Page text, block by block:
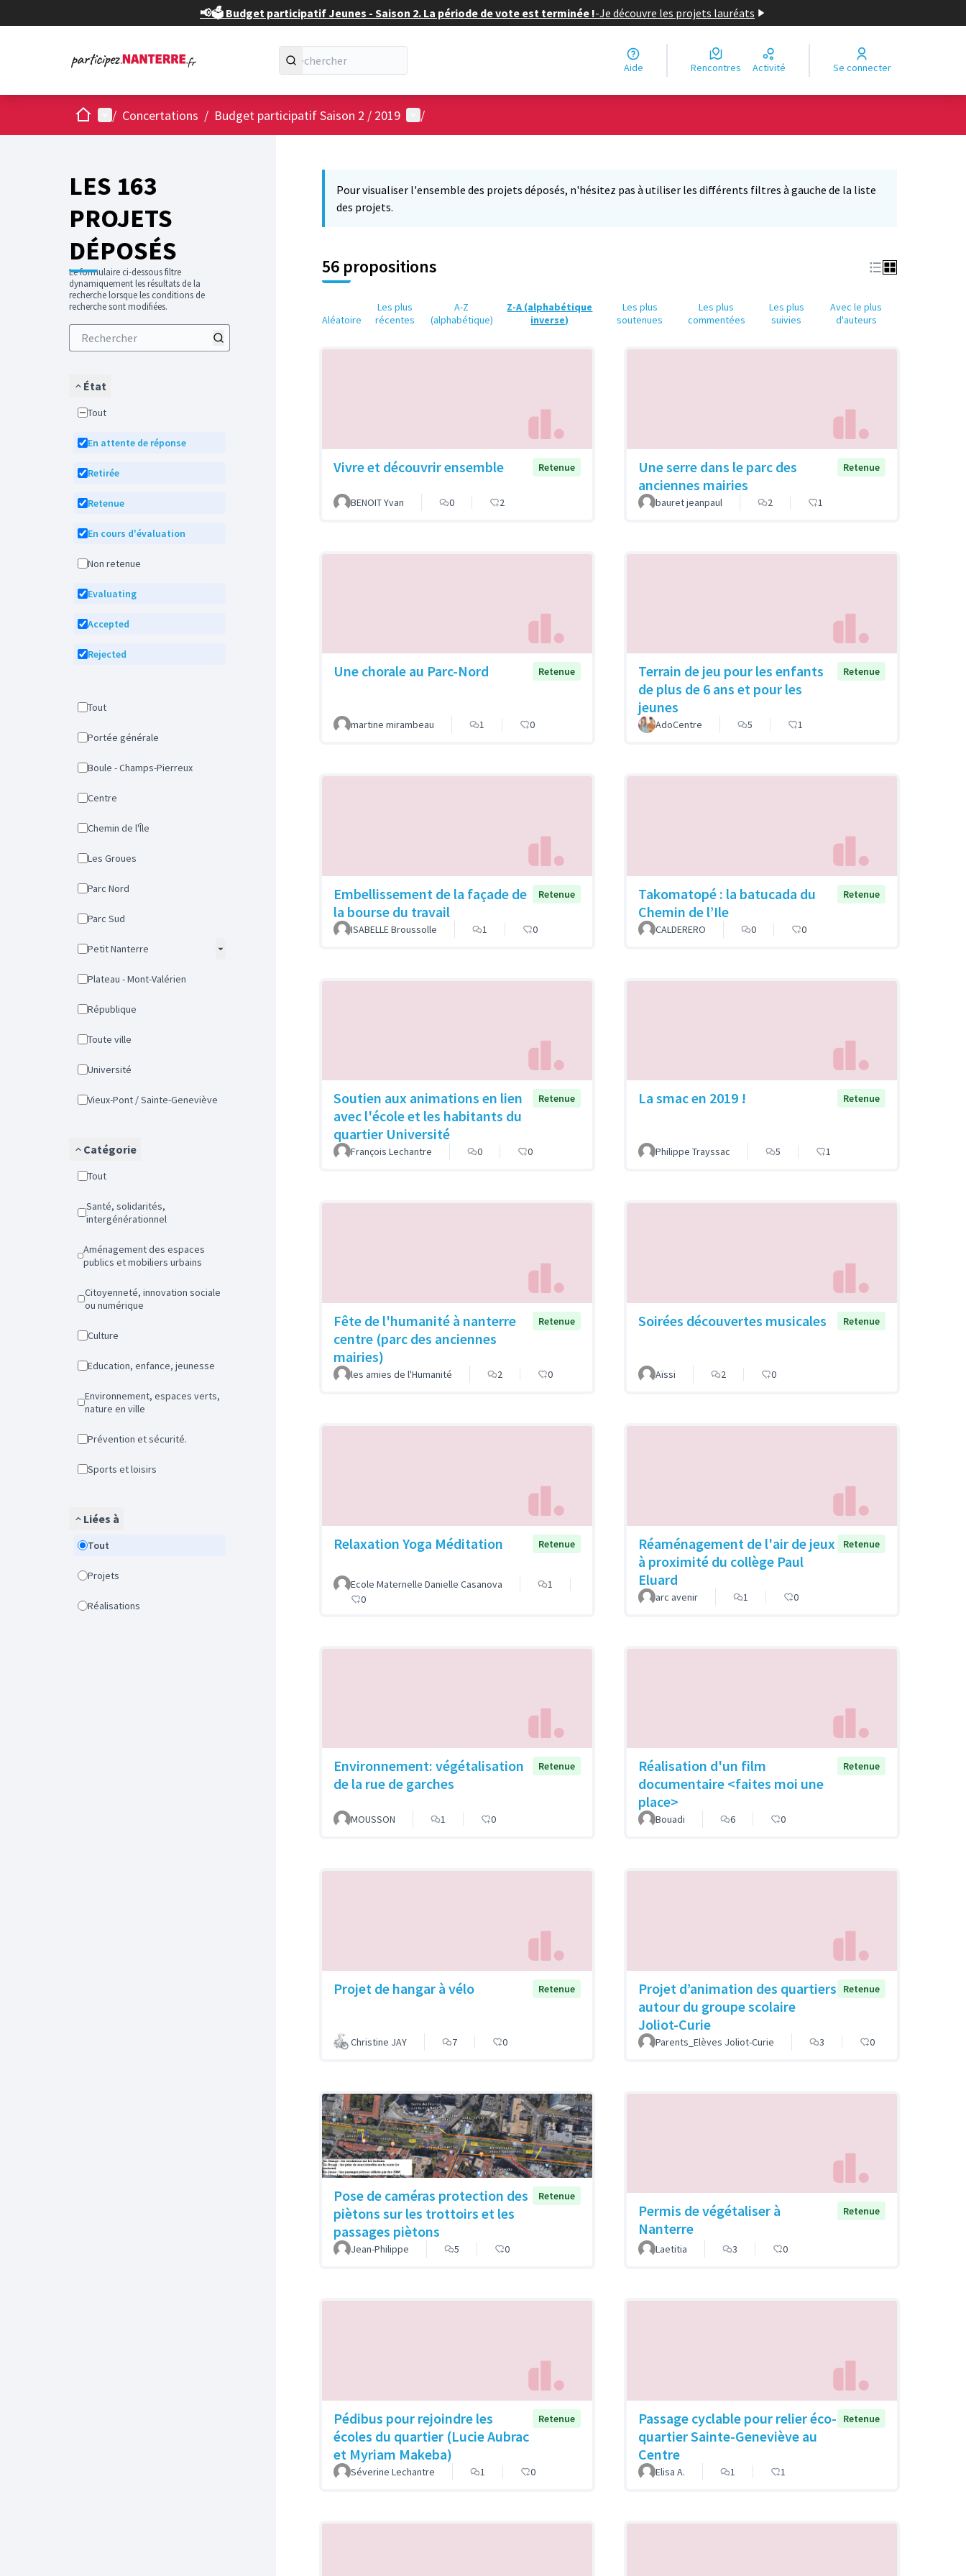
📢🗳️ Budget participatif Jeunes - Saison 2. La période de vote est terminée !-Je découvre les projets lauréats
Aide Rencontres Activité Se connecter
AccueilMenu principal
/ Concertations / Budget participatif Saison 2 / 2019 Menu utilisateur
/
LES 163
PROJETS
DÉPOSÉS
Le formulaire ci-dessous filtre
dynamiquement les résultats de la
recherche lorsque les conditions de
recherche sont modifiées.
État
Tout
En attente de réponse
Retirée
Retenue
En cours d'évaluation
Non retenue
Evaluating
Accepted
Rejected
Tout
Portée générale
Boule - Champs-Pierreux
Centre
Chemin de l'Île
Les Groues
Parc Nord
Parc Sud
Petit Nanterre
Plateau - Mont-Valérien
République
Toute ville
Université
Vieux-Pont / Sainte-Geneviève
Catégorie
Tout
Santé, solidarités,
intergénérationnel
Aménagement des espaces
publics et mobiliers urbains
Citoyenneté, innovation sociale
ou numérique
Culture
Education, enfance, jeunesse
Environnement, espaces verts,
nature en ville
Prévention et sécurité.
Sports et loisirs
Liées à
Tout
Projets
Réalisations
12
Pour visualiser l'ensemble des projets déposés, n'hésitez pas à utiliser les différents filtres à gauche de la liste
des projets.
56 propositions
Aléatoire
Les plus
récentes
A-Z
(alphabétique)
Z-A (alphabétique
inverse)
Les plus
soutenues
Les plus
commentées
Les plus
suivies
Avec le plus
d'auteurs
Vivre et découvrir ensemble Retenue
BENOIT Yvan 0 2
Une serre dans le parc des
anciennes mairies
Retenue
bauret jeanpaul 2 1
Une chorale au Parc-Nord Retenue
martine mirambeau 1 0
Terrain de jeu pour les enfants
de plus de 6 ans et pour les
jeunes
Retenue
AdoCentre 5 1
Embellissement de la façade de
la bourse du travail
Retenue
ISABELLE Broussolle 1 0
Takomatopé : la batucada du
Chemin de l’Ile
Retenue
CALDERERO 0 0
Soutien aux animations en lien
avec l'école et les habitants du
quartier Université
Retenue
François Lechantre 0 0
La smac en 2019 ! Retenue
Philippe Trayssac 5 1
Fête de l'humanité à nanterre
centre (parc des anciennes
mairies)
Retenue
les amies de l'Humanité 2 0
Soirées découvertes musicales Retenue
Aïssi 2 0
Relaxation Yoga Méditation Retenue
Ecole Maternelle Danielle Casanova
1
0
Réaménagement de l'air de jeux
à proximité du collège Paul
Eluard
Retenue
arc avenir 1 0
Environnement: végétalisation
de la rue de garches
Retenue
MOUSSON 1 0
Réalisation d'un film
documentaire <faites moi une
place>
Retenue
Bouadi 6 0
Projet de hangar à vélo Retenue
Christine JAY 7 0
Projet d’animation des quartiers
autour du groupe scolaire
Joliot-Curie
Retenue
Parents_Elèves Joliot-Curie 3 0
Pose de caméras protection des
piètons sur les trottoirs et les
passages piètons
Retenue
Jean-Philippe 5 0
Permis de végétaliser à
Nanterre
Retenue
Laetitia 3 0
Pédibus pour rejoindre les
écoles du quartier (Lucie Aubrac
et Myriam Makeba)
Retenue
Séverine Lechantre 1 0
Passage cyclable pour relier éco-
quartier Sainte-Geneviève au
Centre
Retenue
Elisa A. 1 1